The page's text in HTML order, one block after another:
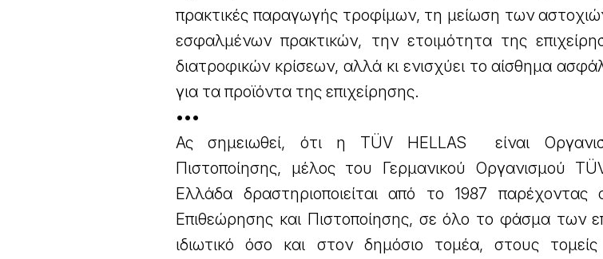
πρακτικές παραγωγής τροφίμων, τη μείωση των
εσφαλμένων πρακτικών, την ετοιμότητα της
διατροφικών κρίσεων, αλλά κι ενισχύει το αίσθημα
για τα προϊόντα της επιχείρησης.
•••
Ας σημειωθεί, ότι η TÜV HEL­LAS είναι
Πιστοποίησης, μέλος του Γερμανικού Οργανισμού
Ελλάδα δραστηριοποιείται από το 1987 παρέχοντας
Επιθεώρησης και Πιστοποίησης, σε όλο το φάσμα των
ιδιωτικό όσο και στον δημόσιο τομέα, στους